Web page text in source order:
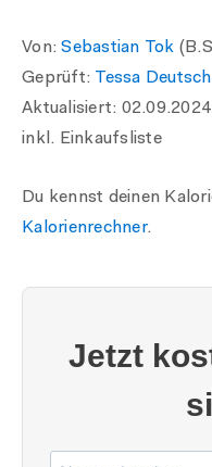
Von:Sebastian Tok
Geprüft: Tessa Deutsch
Aktualisiert: 02.09.2024
inkl. Einkaufsliste
Du kennst deinen
Kalorienrechner.